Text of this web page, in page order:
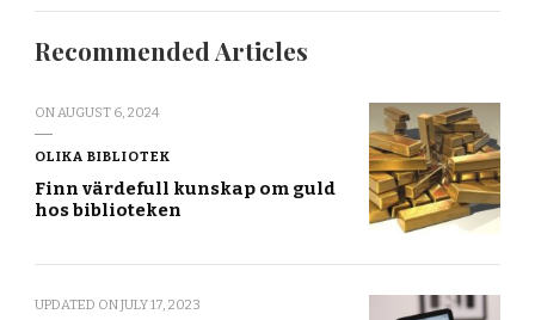
Recommended Articles
ONAUGUST 6, 2024
OLIKA BIBLIOTEK
Finn värdefull kunskap om guld
hos biblioteken
UPDATED ONJULY 17, 2023